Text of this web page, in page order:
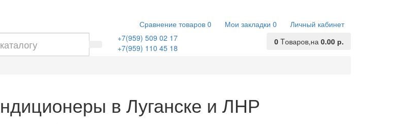
Личный кабинет
Мои закладки 0
Сравнение товаров 0
+7(959) 509 02 17
+7(959) 110 45 18
0 Tоваров,на 0.00 р.
в Луганске и ЛНР